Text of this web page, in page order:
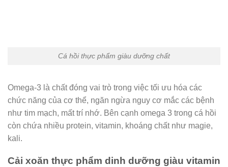
Cá hồi thực phẩm giàu dưỡng chất
Omega-3 là chất đóng vai trò trong việc tối ưu hóa các
chức năng của cơ thể, ngăn ngừa nguy cơ mắc các bệnh
như tim mạch, mất trí nhớ. Bên cạnh omega 3 trong cá hồi
còn chứa nhiều protein, vitamin, khoáng chất như magie,
kali.
Cải xoăn thực phẩm dinh dưỡng giàu vitamin